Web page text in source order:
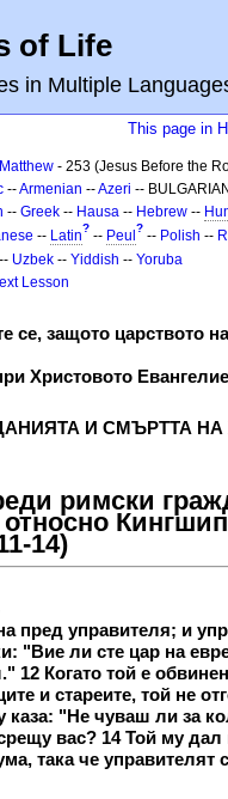
of Life
in Multiple
This page in
Matthew - 253 (Jesus Before the
--Armenian --Azeri --
-- Greek -- Hausa -- Hebrew --
-- Latin? -- Peul ? -- Polish --
-- Uzbek -- Yiddish -- Yoruba
Lesson
се, защото царството
Христовото
И СМЪРТТА НА
римски
14)
пред управителя; и
"Вие ли сте цар на
12 Когато той е
и стареите, той не
каза: "Не чуваш ли за
вас? 14 Той му дал
така че управителят